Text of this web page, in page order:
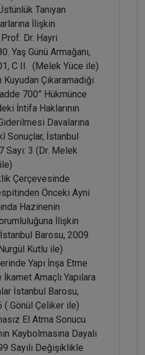
Sepete Ekle
Enstitüsü
Medeni Hukuk
Sepete Ekle
Enstitüsü
Tanıyan
İlişkin
Dr. Hayri
Yaş Günü Armağanı,
C II. (Melek Yüce ile)
Kuyudan Çıkaramadığı
700” Hükmünce
İntifa Haklarının
Davalarına
Sonuçlar, İstanbul
Sayı: 3 (Dr. Melek
Çerçevesinde
Önceki Ayni
Hazinenin
İlişkin
Barosu, 2009
Kutlu ile)
Yapı İnşa Etme
Amaçlı Yapılara
İstanbul Barosu,
( Gönül Çeliker ile)
El Atma Sonucu
Kaybolmasına Dayalı
Sayılı Değişiklikle